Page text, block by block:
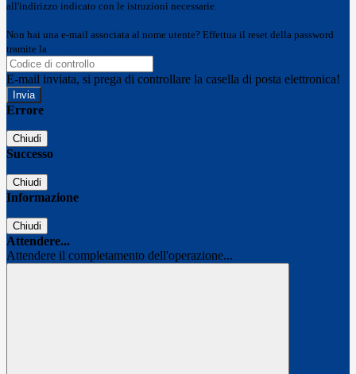
all'indirizzo indicato con le istruzioni necessarie.
Non hai una e-mail associata al nome utente? Effettua il reset della password
tramite la
E-mail inviata, si prega di controllare la casella di posta elettronica!
Errore
Chiudi
Successo
Chiudi
Informazione
Chiudi
Attendere...
Attendere il completamento dell'operazione...